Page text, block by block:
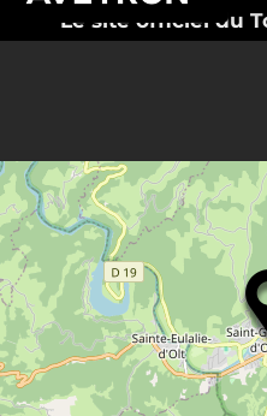
Le site officiel du